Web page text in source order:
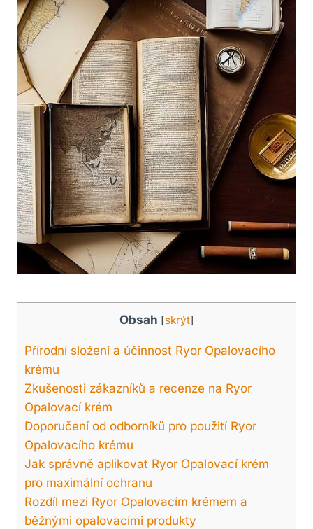
Obsah [skrýt]
Přírodní složení a účinnost Ryor Opalovacího
krému
Zkušenosti zákazníků a recenze na Ryor
Opalovací krém
Doporučení od odborníků pro použití Ryor
Opalovacího krému
Jak správně aplikovat Ryor Opalovací krém
pro maximální ochranu
Rozdíl mezi Ryor Opalovacím krémem a
běžnými opalovacími produkty